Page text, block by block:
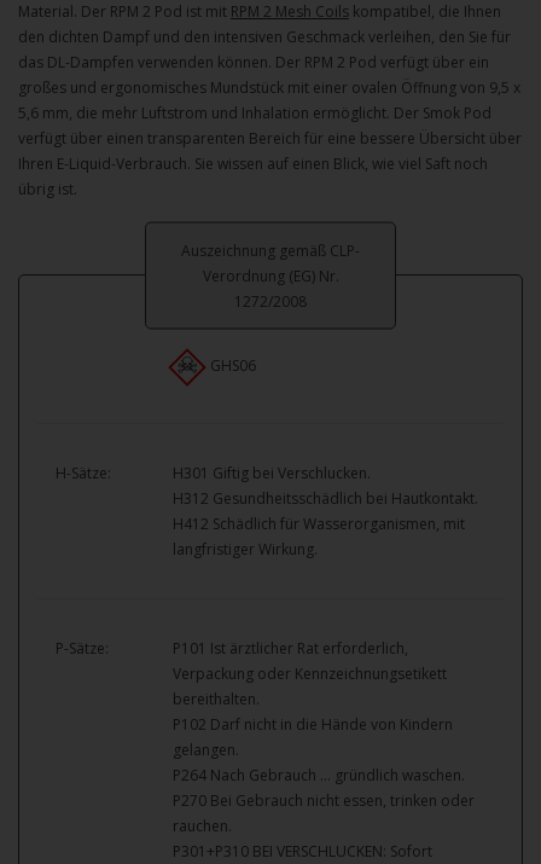
Material. Der RPM 2 Pod ist mit RPM 2 Mesh Coils kompatibel, die Ihnen
den dichten Dampf und den intensiven Geschmack verleihen, den Sie für
das DL-Dampfen verwenden können. Der RPM 2 Pod verfügt über ein
großes und ergonomisches Mundstück mit einer ovalen Öffnung von 9,5 x
5,6 mm, die mehr Luftstrom und Inhalation ermöglicht. Der Smok Pod
verfügt über einen transparenten Bereich für eine bessere Übersicht über
Ihren E-Liquid-Verbrauch. Sie wissen auf einen Blick, wie viel Saft noch
übrig ist.
Auszeichnung gemäß CLP-
Verordnung (EG) Nr.
1272/2008
GHS06
H-Sätze:
H301 Giftig bei Verschlucken.
H312 Gesundheitsschädlich bei Hautkontakt.
H412 Schädlich für Wasserorganismen, mit
langfristiger Wirkung.
P-Sätze:
P101 Ist ärztlicher Rat erforderlich,
Verpackung oder Kennzeichnungsetikett
bereithalten.
P102 Darf nicht in die Hände von Kindern
gelangen.
P264 Nach Gebrauch … gründlich waschen.
P270 Bei Gebrauch nicht essen, trinken oder
rauchen.
P301+P310 BEI VERSCHLUCKEN: Sofort